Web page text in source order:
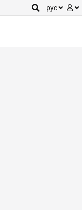
рус